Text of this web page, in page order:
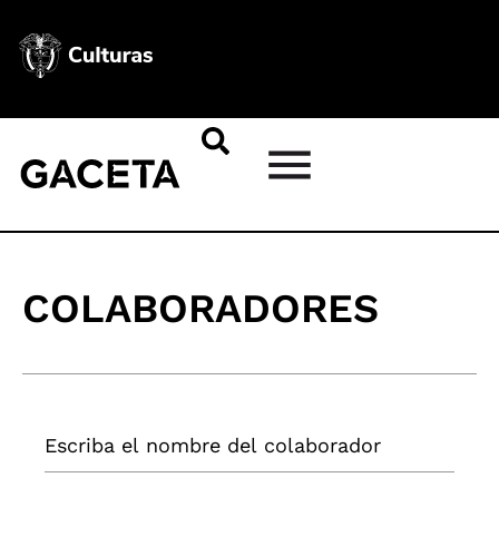
COLABORADORES